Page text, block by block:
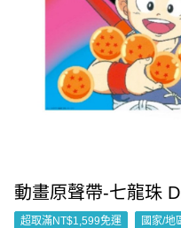
動畫原聲帶-七龍珠
超取滿NT$1,599免運 國家/地